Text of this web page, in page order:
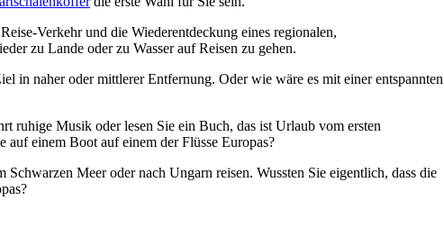
Verkehr und die Wiederentdeckung eines regionalen,
zu Lande oder zu Wasser auf Reisen zu gehen.
in naher oder mittlerer Entfernung. Oder wie wäre es mit einer entspannten
ruhige Musik oder lesen Sie ein Buch, das ist Urlaub vom ersten
einem Boot auf einem der Flüsse Europas?
Meer oder nach Ungarn reisen. Wussten Sie eigentlich, dass die